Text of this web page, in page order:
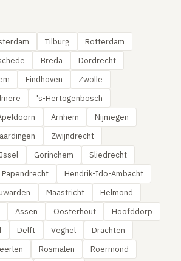
Tilburg
Rotterdam
Breda
Dordrecht
Eindhoven
Zwolle
's-Hertogenbosch
Arnhem
Nijmegen
Zwijndrecht
Gorinchem
Sliedrecht
Papendrecht
Hendrik-Ido-Ambacht
Maastricht
Helmond
Assen Oosterhout
Hoofddorp
Delft Veghel
Drachten
Rosmalen Roermond